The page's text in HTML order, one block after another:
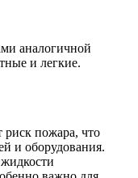
аналогичной
и легкие.
риск пожара, что
и оборудования.